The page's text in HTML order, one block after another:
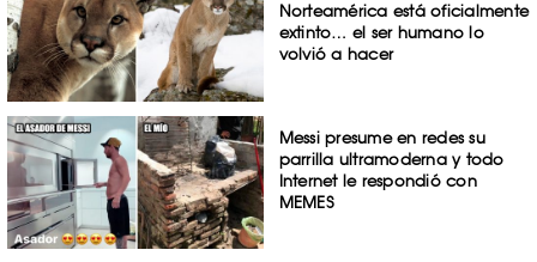
Norteamérica está oficialmente
extinto… el ser humano lo
volvió a hacer
Messi presume en redes su
parrilla ultramoderna y todo
Internet le respondió con
MEMES